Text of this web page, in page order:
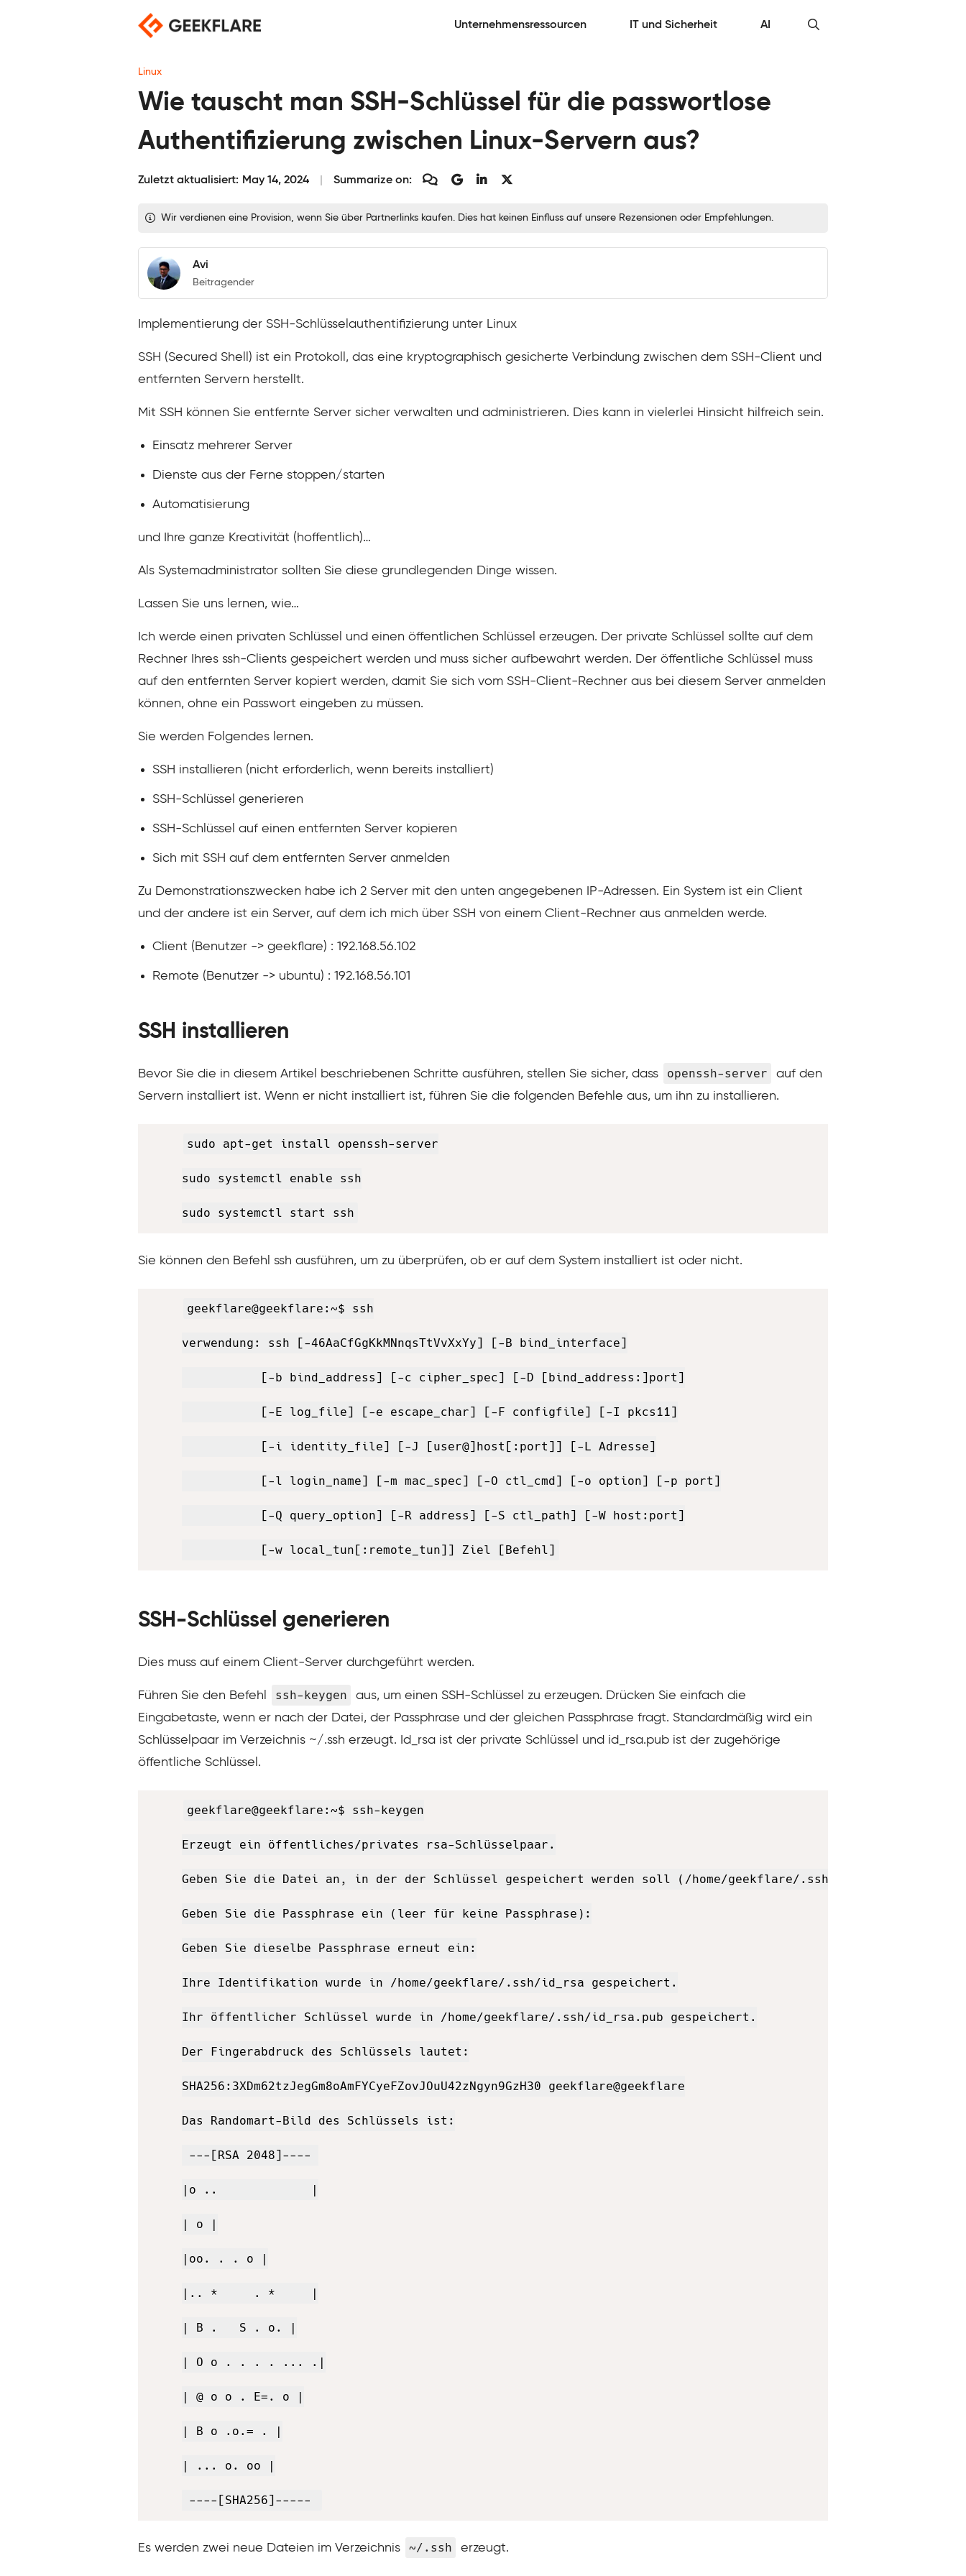
Unternehmensressourcen IT und Sicherheit AI
Linux
Wie tauscht man SSH-Schlüssel für die passwortlose
Authentifizierung zwischen Linux-Servern aus?
Zuletzt aktualisiert: May 14, 2024 Summarize on:
Wir verdienen eine Provision, wenn Sie über Partnerlinks kaufen. Dies hat keinen Einfluss auf unsere Rezensionen oder Empfehlungen.
Avi
Beitragender
Implementierung der SSH-Schlüsselauthentifizierung unter Linux
SSH (Secured Shell) ist ein Protokoll, das eine kryptographisch gesicherte Verbindung zwischen dem SSH-Client und
entfernten Servern herstellt.
Mit SSH können Sie entfernte Server sicher verwalten und administrieren. Dies kann in vielerlei Hinsicht hilfreich sein.
Einsatz mehrerer Server
Dienste aus der Ferne stoppen/starten
Automatisierung
und Ihre ganze Kreativität (hoffentlich)…
Als Systemadministrator sollten Sie diese grundlegenden Dinge wissen.
Lassen Sie uns lernen, wie…
Ich werde einen privaten Schlüssel und einen öffentlichen Schlüssel erzeugen. Der private Schlüssel sollte auf dem
Rechner Ihres ssh-Clients gespeichert werden und muss sicher aufbewahrt werden. Der öffentliche Schlüssel muss
auf den entfernten Server kopiert werden, damit Sie sich vom SSH-Client-Rechner aus bei diesem Server anmelden
können, ohne ein Passwort eingeben zu müssen.
Sie werden Folgendes lernen.
SSH installieren (nicht erforderlich, wenn bereits installiert)
SSH-Schlüssel generieren
SSH-Schlüssel auf einen entfernten Server kopieren
Sich mit SSH auf dem entfernten Server anmelden
Zu Demonstrationszwecken habe ich 2 Server mit den unten angegebenen IP-Adressen. Ein System ist ein Client
und der andere ist ein Server, auf dem ich mich über SSH von einem Client-Rechner aus anmelden werde.
Client (Benutzer -> geekflare) : 192.168.56.102
Remote (Benutzer -> ubuntu) : 192.168.56.101
SSH installieren
Bevor Sie die in diesem Artikel beschriebenen Schritte ausführen, stellen Sie sicher, dass openssh-server
auf den
Servern installiert ist. Wenn er nicht installiert ist, führen Sie die folgenden Befehle aus, um ihn zu installieren.
sudo apt-get install openssh-server
sudo systemctl enable ssh
sudo systemctl start ssh
Sie können den Befehl ssh ausführen, um zu überprüfen, ob er auf dem System installiert ist oder nicht.
geekflare@geekflare:~$ ssh
verwendung: ssh [-46AaCfGgKkMNnqsTtVvXxYy] [-B bind_interface]
           [-b bind_address] [-c cipher_spec] [-D [bind_address:]port]
           [-E log_file] [-e escape_char] [-F configfile] [-I pkcs11]
           [-i identity_file] [-J [user@]host[:port]] [-L Adresse]
           [-l login_name] [-m mac_spec] [-O ctl_cmd] [-o option] [-p port]
           [-Q query_option] [-R address] [-S ctl_path] [-W host:port]
           [-w local_tun[:remote_tun]] Ziel [Befehl]
SSH-Schlüssel generieren
Dies muss auf einem Client-Server durchgeführt werden.
Führen Sie den Befehl ssh-keygen
aus, um einen SSH-Schlüssel zu erzeugen. Drücken Sie einfach die
Eingabetaste, wenn er nach der Datei, der Passphrase und der gleichen Passphrase fragt. Standardmäßig wird ein
Schlüsselpaar im Verzeichnis ~/.ssh erzeugt. Id_rsa ist der private Schlüssel und id_rsa.pub ist der zugehörige
öffentliche Schlüssel.
geekflare@geekflare:~$ ssh-keygen
Erzeugt ein öffentliches/privates rsa-Schlüsselpaar.
Geben Sie die Datei an, in der der Schlüssel gespeichert werden soll (/home/geekflare/.ssh/id_rsa):
Geben Sie die Passphrase ein (leer für keine Passphrase):
Geben Sie dieselbe Passphrase erneut ein:
Ihre Identifikation wurde in /home/geekflare/.ssh/id_rsa gespeichert.
Ihr öffentlicher Schlüssel wurde in /home/geekflare/.ssh/id_rsa.pub gespeichert.
Der Fingerabdruck des Schlüssels lautet:
SHA256:3XDm62tzJegGm8oAmFYCyeFZovJOuU42zNgyn9GzH30 geekflare@geekflare
Das Randomart-Bild des Schlüssels ist:
---[RSA 2048]----
|o ..             |
| o |
|oo. . . o |
|.. *     . *     |
| B .   S . o. |
| O o . . . . ... .|
| @ o o . E=. o |
| B o .o.= . |
| ... o. oo |
----[SHA256]-----
Es werden zwei neue Dateien im Verzeichnis ~/.ssh erzeugt.